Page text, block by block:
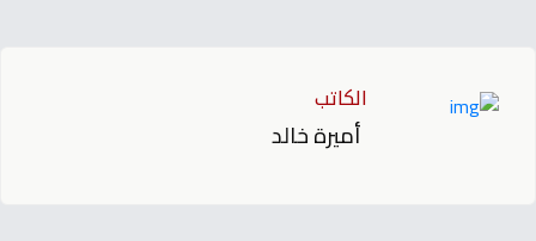
الكاتب
أميرة خالد